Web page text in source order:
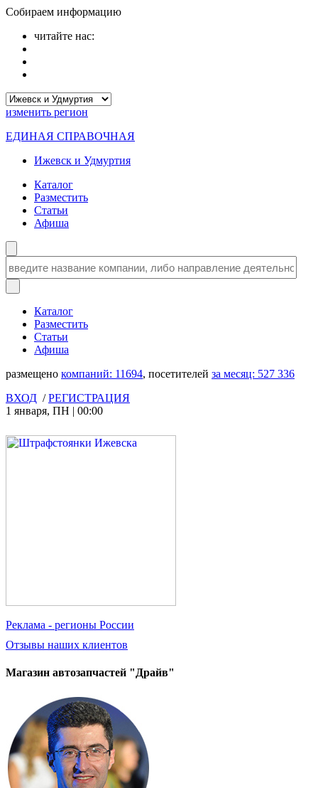
Собираем информацию
читайте нас:
изменить регион
ЕДИНАЯ СПРАВОЧНАЯ
Ижевск и Удмуртия
Каталог
Разместить
Статьи
Афиша
Каталог
Разместить
Статьи
Афиша
размещено компаний: 11694, посетителей за месяц: 527 336
ВХОД /РЕГИСТРАЦИЯ
1 января, ПН | 00:00
Реклама - регионы России
Отзывы наших клиентов
Магазин автозапчастей "Драйв"